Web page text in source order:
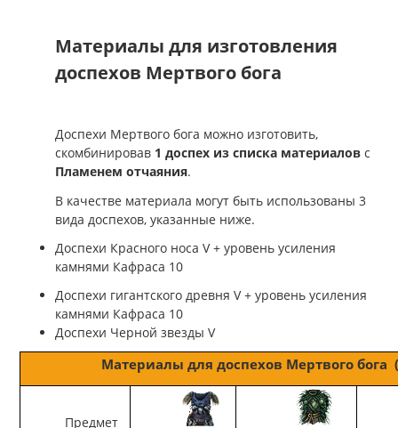
Материалы для изготовления
доспехов Мертвого бога
Доспехи Мертвого бога можно изготовить,
скомбинировав 1 доспех из списка материаловс
Пламенем отчаяния.
В качестве материала могут быть использованы 3
вида доспехов, указанные ниже.
Доспехи Красного носа V + уровень усиления
камнями Кафраса 10
Доспехи гигантского древня V + уровень усиления
камнями Кафраса 10
Доспехи Черной звезды V
Материалы для доспехов Мертвого бога
Предмет